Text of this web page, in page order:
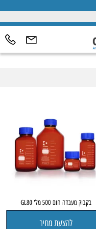
בקבוק מעבדה חום 500 מל' GL80
להצעת מחיר